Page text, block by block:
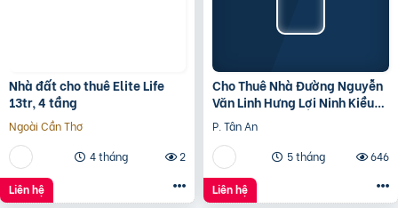
Nhà đất cho thuê Elite Life
13tr, 4 tầng
Ngoài Cần Thơ
4 tháng
2
Liên hệ
Cho Thuê Nhà Đường Nguyễn
Văn Linh Hưng Lợi Ninh Kiều
TP Cần Thơ
P. Tân An
5 tháng
646
Liên hệ